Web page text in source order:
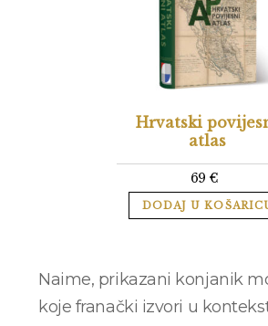
Hrvatski
atlas
69 €
DODAJ U
Naime, prikazani konjanik
koje franački izvori u